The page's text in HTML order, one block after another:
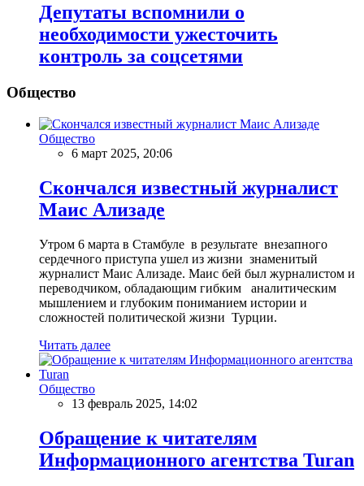
Депутаты вспомнили о
необходимости ужесточить
контроль за соцсетями
Общество
Общество
6 март 2025, 20:06
Скончался известный журналист
Маис Ализаде
Утром 6 марта в Стамбуле в результате внезапного
сердечного приступа ушел из жизни знаменитый
журналист Маис Ализаде. Маис бей был журналистом и
переводчиком, обладающим гибким аналитическим
мышлением и глубоким пониманием истории и
сложностей политической жизни Турции.
Читать далее
Общество
13 февраль 2025, 14:02
Обращение к читателям
Информационного агентства Turan